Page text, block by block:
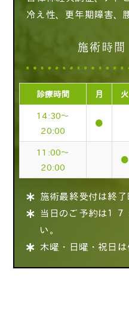
冷え性、更年期障害、
施術時
診療時間 月 火
14:30～
20:00
●
11:00～
20:00
●
施術最終受付は終了
当日のご予約は１
い。
木曜・日曜・祝日は